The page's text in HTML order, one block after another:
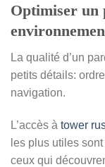
Optimiser un
La qualité d’un
petits détails:
navigation.
L’accès à tower
les plus utiles
ceux qui